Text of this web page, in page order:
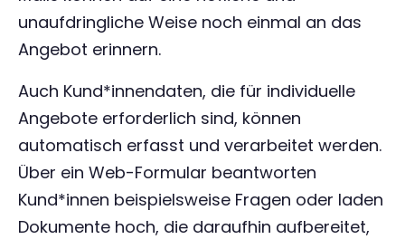
unaufdringliche Weise noch einmal an das
Angebot erinnern.
Auch Kund*innendaten, die für individuelle
Angebote erforderlich sind, können
automatisch erfasst und verarbeitet werden.
Über ein Web-Formular beantworten
Kund*innen beispielsweise Fragen oder laden
Dokumente hoch, die daraufhin aufbereitet,